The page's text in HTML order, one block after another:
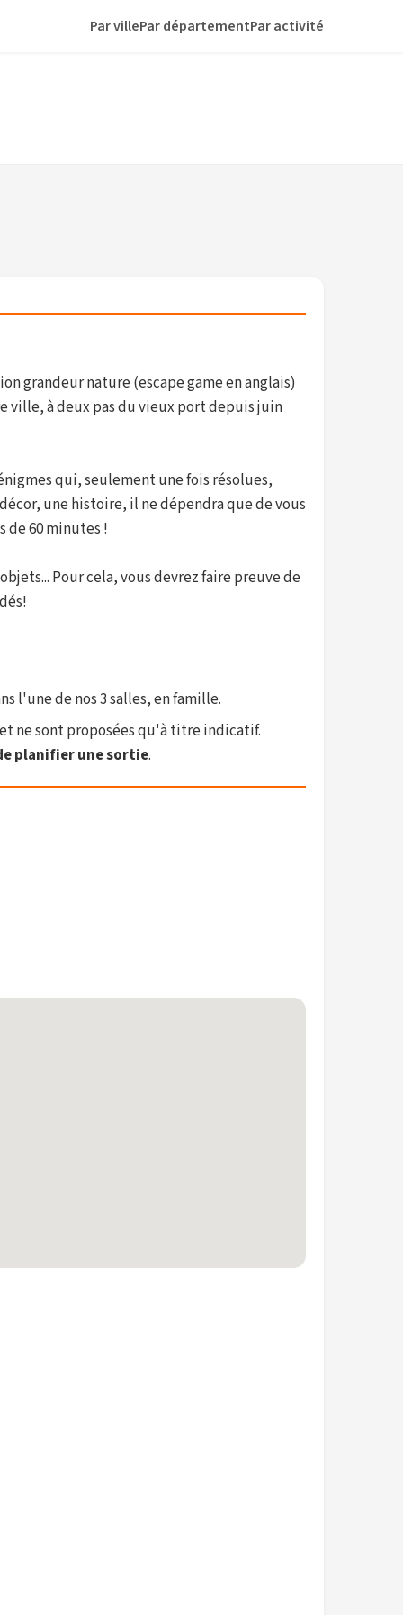
Par villePar départementPar activité
grandeur nature (escape game en anglais)
ville, à deux pas du vieux port depuis juin
qui, seulement une fois résolues,
une histoire, il ne dépendra que de vous
de 60 minutes !
Pour cela, vous devrez faire preuve de
l'une de nos 3 salles, en famille.
ne sont proposées qu'à titre indicatif.
planifier une sortie.